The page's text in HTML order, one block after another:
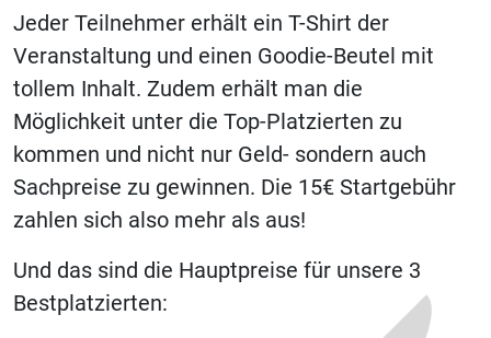
Jeder Teilnehmer erhält ein T-Shirt der
Veranstaltung und einen Goodie-Beutel mit
tollem Inhalt. Zudem erhält man die
Möglichkeit unter die Top-Platzierten zu
kommen und nicht nur Geld- sondern auch
Sachpreise zu gewinnen. Die 15€ Startgebühr
zahlen sich also mehr als aus!
Und das sind die Hauptpreise für unsere 3
Bestplatzierten: